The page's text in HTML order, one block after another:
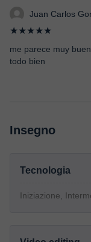
Juan Carlos
★★★★★
me parece muy
todo bien
Insegno
Tecnologia
Iniziazione,